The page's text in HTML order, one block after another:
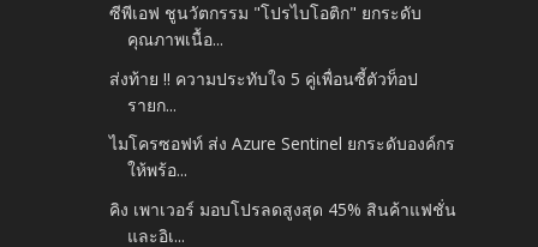
ซีพีเอฟ ชูนวัตกรรม "โปรไบโอติก" ยกระดับ
คุณภาพเนื้อ...
ส่งท้าย !! ความประทับใจ 5 คู่เพื่อนซี้ตัวท็อป
รายก...
ไมโครซอฟท์ ส่ง Azure Sentinel ยกระดับองค์กร
ให้พร้อ...
คิง เพาเวอร์ มอบโปรลดสูงสุด 45% สินค้าแฟชั่น
และอิเ...